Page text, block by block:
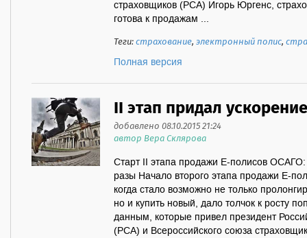
страховщиков (РСА) Игорь Юргенс,
готова к продажам ...
Теги:страхование,электронный полис,
Полная версия
II этап придал
добавлено 08.10.2015 21:24
автор Вера Склярова
Старт II этапа продажи Е-полисов ОСАГО:
разы Начало второго этапа продажи Е-
когда стало возможно не только
но и купить новый, дало толчок к росту
данным, которые привел президент
(РСА) и Всероссийского союза